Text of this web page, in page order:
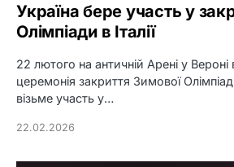
Україна бере участь у
Олімпіади в Італії
22 лютого на античній Арені у Вероні
церемонія закриття Зимової
візьме участь у…
22.02.2026